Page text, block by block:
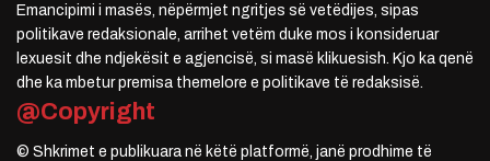
Emancipimi i masës, nëpërmjet ngritjes së vetëdijes, sipas
politikave redaksionale, arrihet vetëm duke mos i konsideruar
lexuesit dhe ndjekësit e agjencisë, si masë klikuesish. Kjo ka qenë
dhe ka mbetur premisa themelore e politikave të redaksisë.
@Copyright
© Shkrimet e publikuara në këtë platformë, janë prodhime të